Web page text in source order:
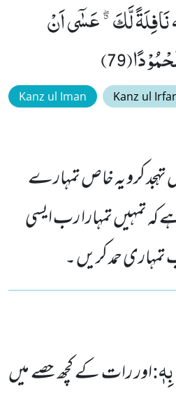
لَّكَ ﳓ عَسٰۤى اَنْ
Kanz ul Iman Kanz ul
کرو یہ خاص تمہارے
تمہیں تمہارا رب ایسی
حمد کریں ۔
:اور رات کے کچھ حصے میں